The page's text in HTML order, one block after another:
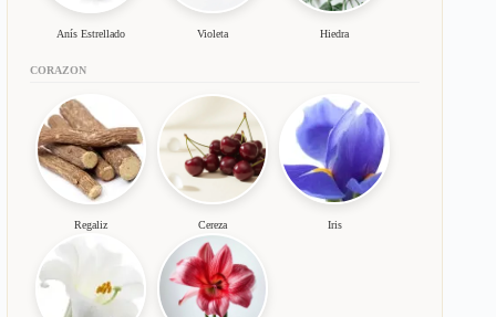
Anís Estrellado Violeta Hiedra
CORAZON
Regaliz Cereza Iris